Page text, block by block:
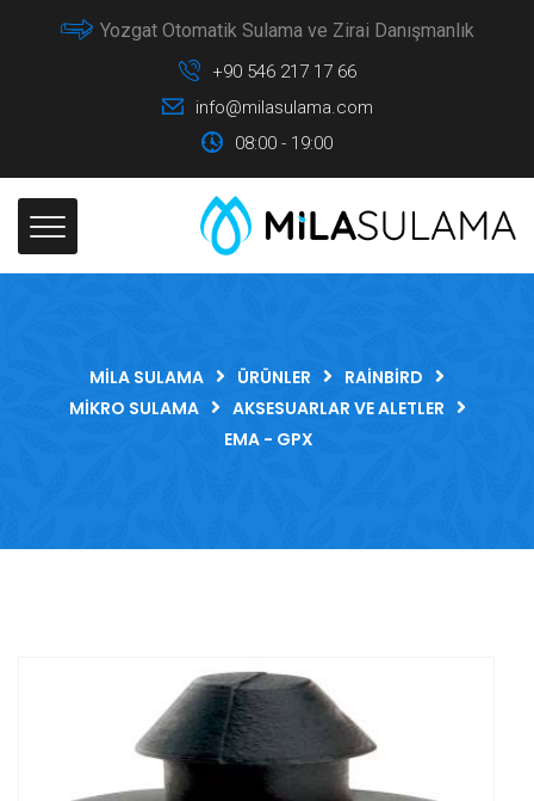
Yozgat Otomatik Sulama ve Zirai Danışmanlık
+90 546 217 17 66
info@milasulama.com
08:00 - 19:00
MILA SULAMA ÜRÜNLER
RAINBIRD
MIKRO SULAMA
AKSESUARLAR VE ALETLER
EMA - GPX